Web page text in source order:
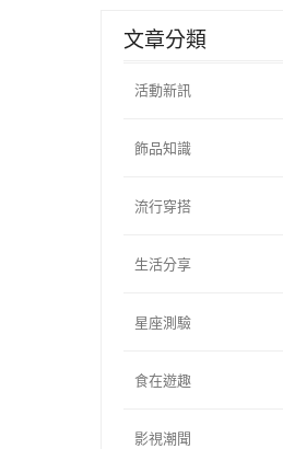
文章分類
活動新訊
飾品知識
流行穿搭
生活分享
星座測驗
食在遊趣
影視潮聞